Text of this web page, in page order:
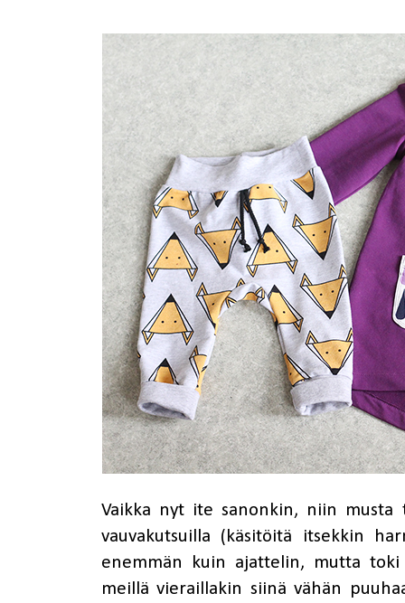
Vaikka nyt ite sanonkin, niin
vauvakutsuilla (käsitöitä itsekkin
enemmän kuin ajattelin, mutta
meillä vieraillakin siinä vähän